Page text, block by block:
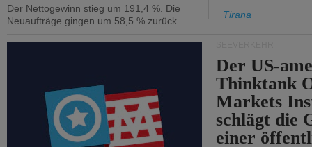
Der Nettogewinn stieg um 191,4 %. Die
Neuaufträge gingen um 58,5 % zurück.
Tirana
Der US-
Thinktank
Markets
schlägt die
einer